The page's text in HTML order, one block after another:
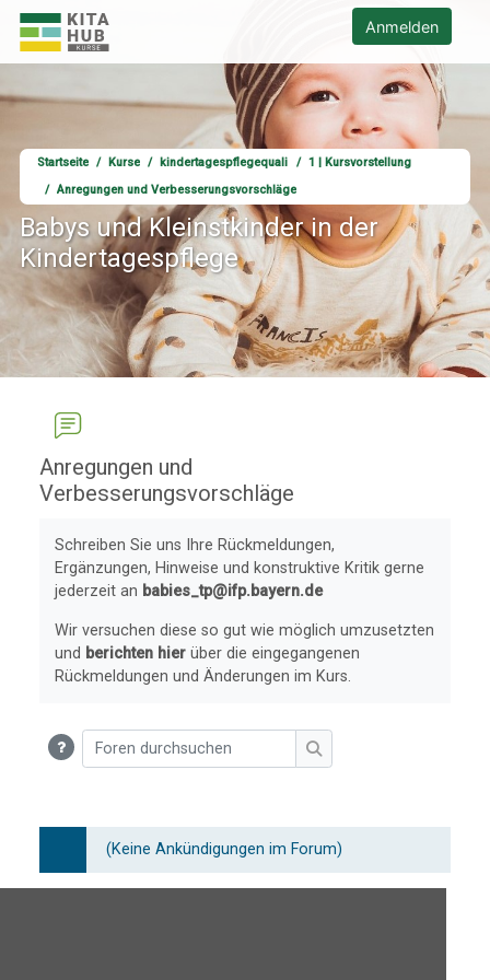
Zum Hauptinhalt
KITA HUB - Kursangebote Startseite
Anmelden
Startseite Kurse kindertagespflegequali
1 | Kursvorstellung
Anregungen und Verbesserungsvorschläge
Babys und Kleinstkinder in der
Kindertagespflege
Anregungen und
Verbesserungsvorschläge
Schreiben Sie uns Ihre Rückmeldungen,
Ergänzungen, Hinweise und konstruktive Kritik gerne
jederzeit an babies_tp@ifp.bayern.de
Wir versuchen diese so gut wie möglich umzusetzten
und berichten hier über die eingegangenen
Rückmeldungen und Änderungen im Kurs.
Foren durchsuchen
Foren durchsuchen
(Keine Ankündigungen im Forum)